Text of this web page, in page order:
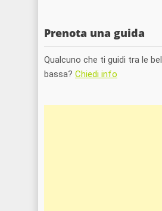
Prenota una guida
Qualcuno che ti guidi tra le
bassa? Chiedi info